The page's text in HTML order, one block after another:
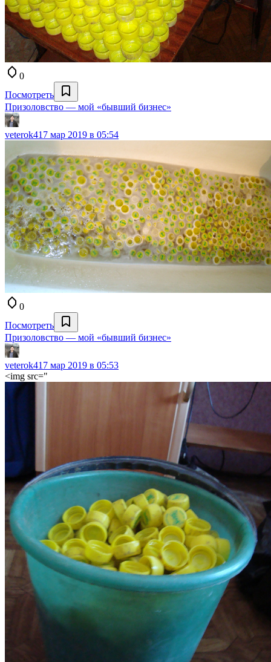
0
Посмотреть
Призоловство — мой «бывший бизнес»
veterok417 мар 2019 в 05:54
0
Посмотреть
Призоловство — мой «бывший бизнес»
veterok417 мар 2019 в 05:53
<img src="